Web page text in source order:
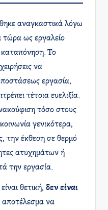
αναγκαστικά λόγω
τώρα ως εργαλείο
καταπόνηση. Το
να
εργασία,
τέτοια ευελιξία.
τόσο στους
γενικότερα,
την έκθεση σε θερμό
ατυχημάτων ή
την εργασία.
θετική, δεν είναι
αποτέλεσμα να